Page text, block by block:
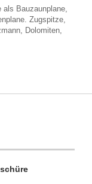
als Bauzaunplane,
Zugspitze,
Dolomiten,